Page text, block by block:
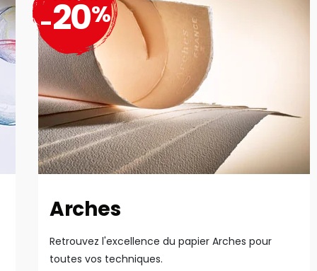
Arches
Retrouvez l'excellence du papier Arches pour
toutes vos techniques.
-20%